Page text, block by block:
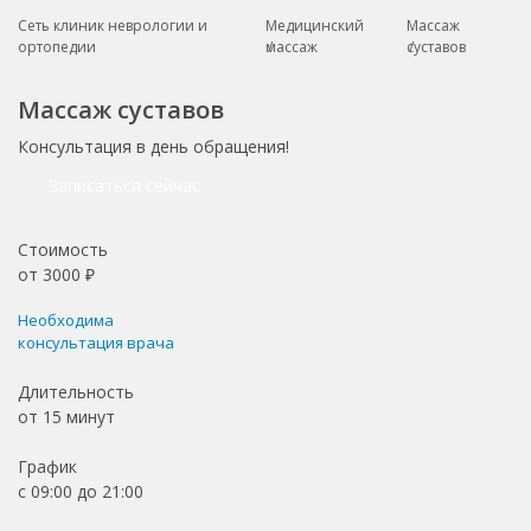
Сеть клиник неврологии и
ортопедии
Медицинский
массаж
Массаж
суставов
Массаж суставов
Консультация в день обращения!
Стоимость
от 3000 ₽
Необходима
консультация врача
Длительность
от 15 минут
График
с 09:00 до 21:00